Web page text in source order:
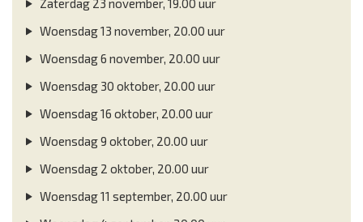
Zaterdag 23 november, 19.00 uur
Woensdag 13 november, 20.00 uur
Woensdag 6 november, 20.00 uur
Woensdag 30 oktober, 20.00 uur
Woensdag 16 oktober, 20.00 uur
Woensdag 9 oktober, 20.00 uur
Woensdag 2 oktober, 20.00 uur
Woensdag 11 september, 20.00 uur